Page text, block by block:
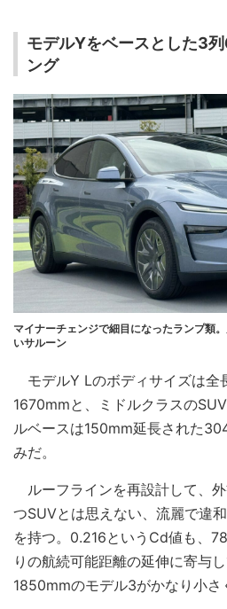
モデルYをベースとした3
ング
マイナーチェンジで細目になったランプ類
いサルーン
モデルY Lのボディサイズは
1670mmと、ミドルクラスの
ルベースは150mm延長された
みだ。
ルーフラインを再設計して、
つSUVとは思えない、流麗で違
を持つ。0.216というCd値も、
りの航続可能距離の延伸に寄与
1850mmのモデル3がかなり小さ